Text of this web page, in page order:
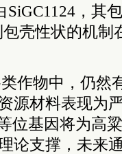
，其
壳性状的机制
作物中，仍然
源材料表现为
位基因将为高
论支撑，未来